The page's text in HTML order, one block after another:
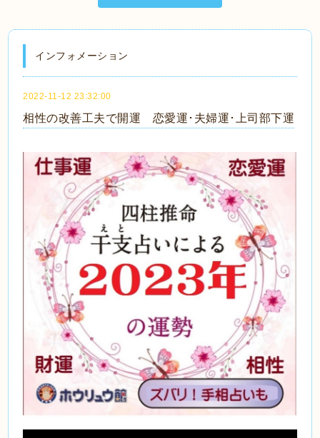
インフォメーション
2022-11-12 23:32:00
相性の改善工夫で開運 恋愛運･夫婦運･上司部下運